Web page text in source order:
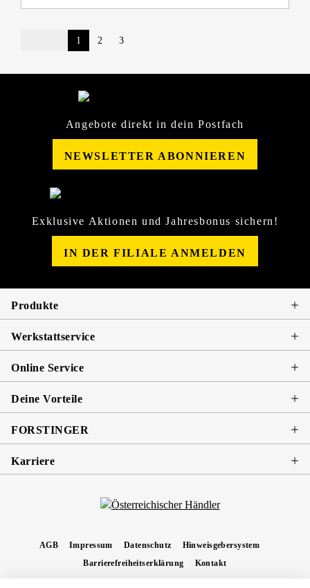
1 2 3
Angebote direkt in dein Postfach
NEWSLETTER ABONNIEREN
Exklusive Aktionen und Jahresbonus sichern!
IN DER FILIALE ANMELDEN
Produkte
Werkstattservice
Online Service
Deine Vorteile
FORSTINGER
Karriere
AGB Impressum Datenschutz
Hinweisgebersystem
Barrierefreiheitserklärung
Kontakt